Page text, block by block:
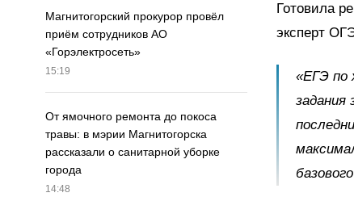
Магнитогорский прокурор провёл
приём сотрудников АО
«Горэлектросеть»
15:19
От ямочного ремонта до покоса
травы: в мэрии Магнитогорска
рассказали о санитарной уборке
города
14:48
Готовила
эксперт
«ЕГЭ по
задания